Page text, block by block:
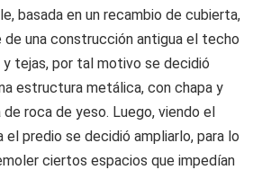
basada en un recambio de cubierta,
una construcción antigua el techo
y tejas, por tal motivo se decidió
estructura metálica, con chapa y
roca de yeso. Luego, viendo el
predio se decidió ampliarlo, para lo
ciertos espacios que impedían